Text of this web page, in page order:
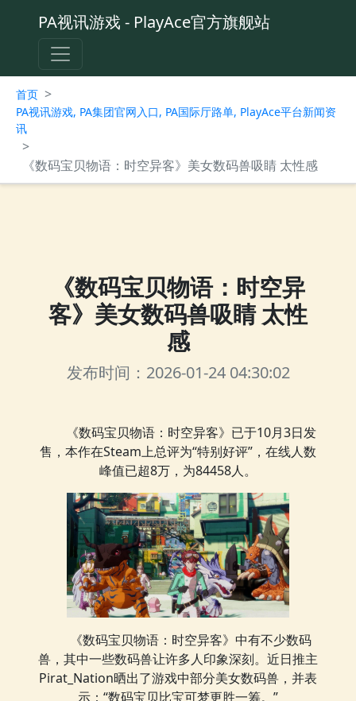
PA视讯游戏 - PlayAce官方旗舰站
首页 >
PA视讯游戏, PA集团官网入口, PA国际厅路单, PlayAce平台新闻资
讯
>
《数码宝贝物语：时空异客》美女数码兽吸睛 太性感
《数码宝贝物语：时空异
客》美女数码兽吸睛 太性
感
发布时间：2026-01-24 04:30:02
《数码宝贝物语：时空异客》已于10月3日发
售，本作在Steam上总评为“特别好评”，在线人数
峰值已超8万，为84458人。
《数码宝贝物语：时空异客》中有不少数码
兽，其中一些数码兽让许多人印象深刻。近日推主
Pirat_Nation晒出了游戏中部分美女数码兽，并表
示：“数码宝贝比宝可梦更胜一筹。”